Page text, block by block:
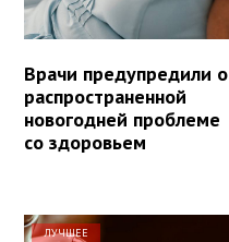
Врачи предупредили о
распространенной
новогодней проблеме
со здоровьем
ЛУЧШЕЕ